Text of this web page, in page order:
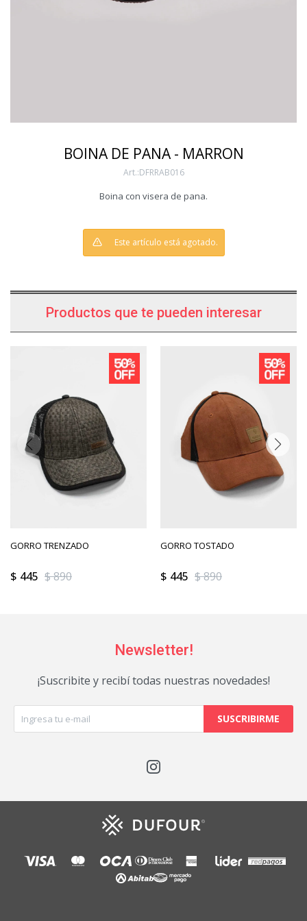
BOINA DE PANA - MARRON
DFRRAB016
Boina con visera de pana.
Este artículo está agotado.
Productos que te pueden interesar
GORRO TRENZADO
$ 445 $890
GORRO TOSTADO
$ 445 $890
Newsletter!
¡Suscribite y recibí todas nuestras novedades!
SUSCRIBIRME
